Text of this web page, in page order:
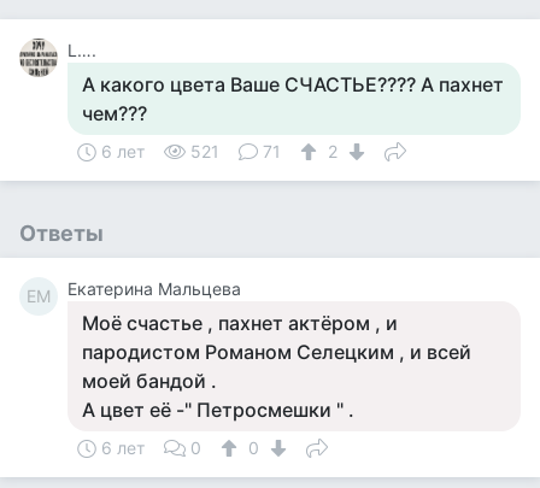
L….
А какого цвета Ваше СЧАСТЬЕ???? А пахнет
чем???
6 лет 521 71 2
Ответы
ЕМ Екатерина Мальцева
Моё счастье , пахнет актёром , и
пародистом Романом Селецким , и всей
моей бандой .
А цвет её -" Петросмешки " .
6 лет 0 0